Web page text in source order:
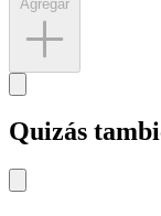
Quizás